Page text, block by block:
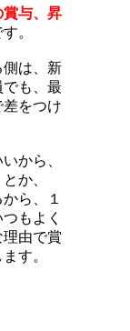
賞与、昇
。
側は、新
でも、最
をつけ
から、
か、
ら、１
もよく
由で賞
す。